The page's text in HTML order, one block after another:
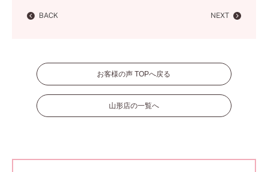
BACK NEXT
お客様の声 TOPへ戻る
山形店の一覧へ